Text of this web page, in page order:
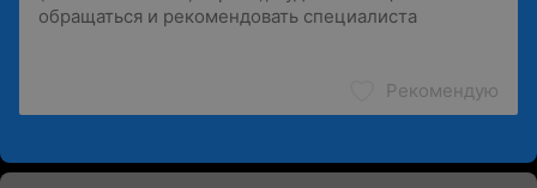
Рекомендую